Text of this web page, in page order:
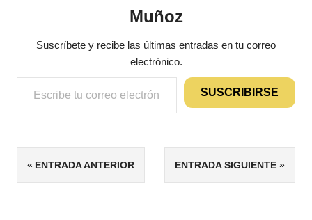
Muñoz
Suscríbete y recibe las últimas entradas en tu correo
electrónico.
Escribe tu correo electrónico…
SUSCRIBIRSE
Navegación
ENTRADA ANTERIOR ENTRADA SIGUIENTE